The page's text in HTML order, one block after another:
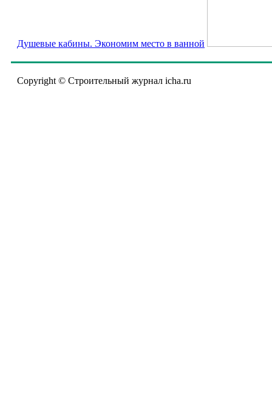
Душевые кабины. Экономим место в ванной
Copyright © Строительный журнал icha.ru